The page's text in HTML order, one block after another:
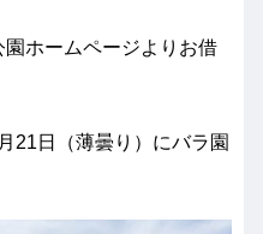
ホームページよりお借
21日（薄曇り）にバラ園